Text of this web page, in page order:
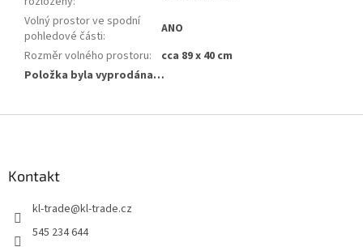
Volný prostor ve spodní
pohledové části:
ANO
Rozměr volného prostoru:
cca 89 x 40 cm
Položka byla vyprodána…
Kontakt
kl-trade@kl-trade.cz
545 234 644